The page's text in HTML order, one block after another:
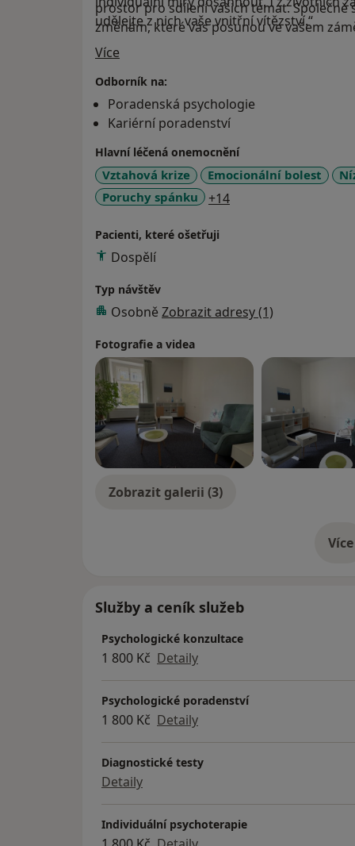
prostor pro sdílení vašich témat. Společně
změnám, které vás posunou ve vašem
udělejte z nich vaše vnitřní vítězství.“
Více
Odborník na:
Poradenská psychologie
Kariérní poradenství
Hlavní léčená onemocnění
Vztahová krize Emocionální bolest
Poruchy spánku
+14
Pacienti, které ošetřuji
Dospělí
Typ návštěv
Osobně Zobrazit adresy (1)
Fotografie a videa
Zobrazit galerii (3)
Více
o
Služby a ceník služeb
Psychologické konzultace
1 800 Kč Detaily
Psychologické poradenství
1 800 Kč Detaily
Diagnostické testy
Detaily
Individuální psychoterapie